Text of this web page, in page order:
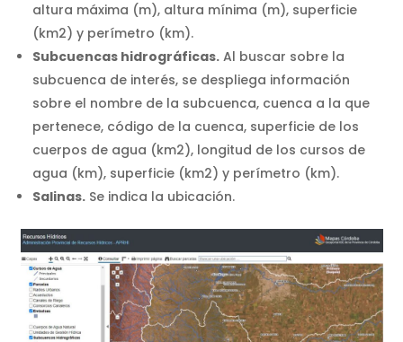
altura máxima (m), altura mínima (m), superficie
(km2) y perímetro (km).
Subcuencas hidrográficas. Al buscar sobre la
subcuenca de interés, se despliega información
sobre el nombre de la subcuenca, cuenca a la que
pertenece, código de la cuenca, superficie de los
cuerpos de agua (km2), longitud de los cursos de
agua (km), superficie (km2) y perímetro (km).
Salinas. Se indica la ubicación.